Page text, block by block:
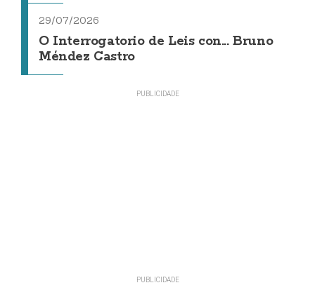
29/07/2026
O Interrogatorio de Leis con... Bruno
Méndez Castro